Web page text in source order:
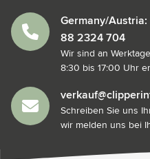
Germany/Austria:
88 2324 704
Wir sind an
8:30 bis 17:00 Uhr
Schreiben Sie uns
wir melden uns bei